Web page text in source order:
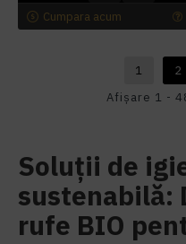
Cumpara acum
1
2
Afişare 1 -
Soluții de
sustenabilă:
rufe BIO